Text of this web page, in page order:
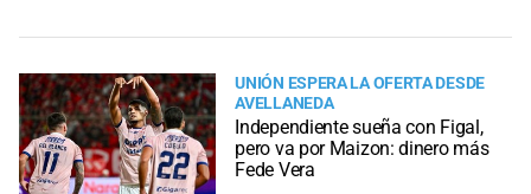
UNIÓN ESPERA LA OFERTA DESDE
AVELLANEDA
Independiente sueña con Figal,
pero va por Maizon: dinero más
Fede Vera